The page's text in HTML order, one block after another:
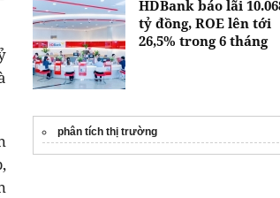
HDBank báo lãi
tỷ đồng, ROE lên tới
26,5% trong 6 tháng
phân tích thị trường